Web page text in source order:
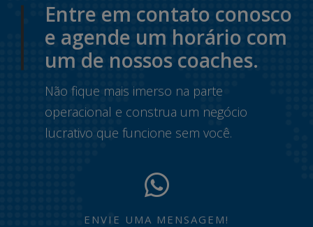
Entre em contato conosco
e agende um horário com
um de nossos coaches.
Não fique mais imerso na parte
operacional e construa um negócio
lucrativo que funcione sem você.
ENVIE UMA MENSAGEM!